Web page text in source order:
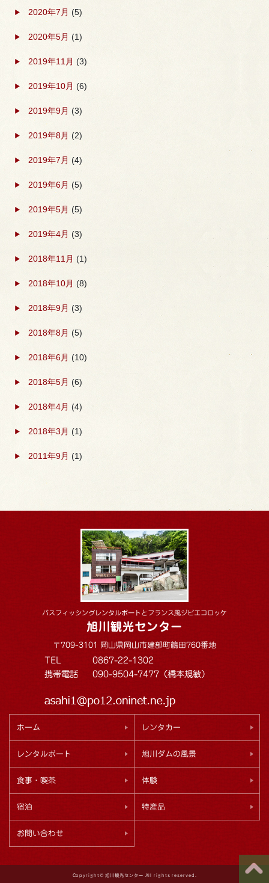
2020年7月 (5)
2020年5月 (1)
2019年11月 (3)
2019年10月 (6)
2019年9月 (3)
2019年8月 (2)
2019年7月 (4)
2019年6月 (5)
2019年5月 (5)
2019年4月 (3)
2018年11月 (1)
2018年10月 (8)
2018年9月 (3)
2018年8月 (5)
2018年6月 (10)
2018年5月 (6)
2018年4月 (4)
2018年3月 (1)
2011年9月 (1)
バスフィッシングレンタルボートとフランス風ジビエコロッケ
旭川観光センター
〒709-3101 岡山県岡山市建部町鶴田760番地
TEL
0867-22-1302
携帯電話
090-9504-7477（橋本規敏）
ホーム レンタカー
レンタルボート 旭川ダムの風景
食事・喫茶 体験
宿泊 特産品
お問い合わせ
Copyright© 旭川観光センター All rights reserved.